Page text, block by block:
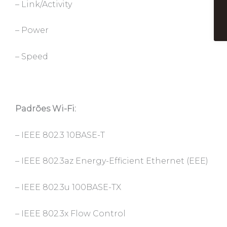
– Link/Activity
– Power
– Speed
Padrões Wi-Fi:
– IEEE 802.3 10BASE-T
– IEEE 802.3az Energy-Efficient Ethernet (EEE)
– IEEE 802.3u 100BASE-TX
– IEEE 802.3x Flow Control